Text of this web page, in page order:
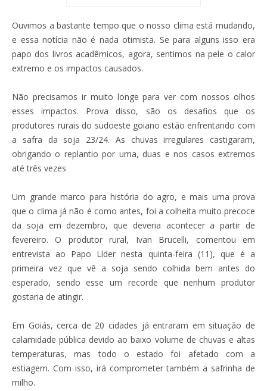
Ouvimos a bastante tempo que o nosso clima está mudando,
e essa notícia não é nada otimista. Se para alguns isso era
papo dos livros acadêmicos, agora, sentimos na pele o calor
extremo e os impactos causados.
Não precisamos ir muito longe para ver com nossos olhos
esses impactos. Prova disso, são os desafios que os
produtores rurais do sudoeste goiano estão enfrentando com
a safra da soja 23/24. As chuvas irregulares castigaram,
obrigando o replantio por uma, duas e nos casos extremos
até três vezes
Um grande marco para história do agro, e mais uma prova
que o clima já não é como antes, foi a colheita muito precoce
da soja em dezembro, que deveria acontecer a partir de
fevereiro. O produtor rural, Ivan Brucelli, comentou em
entrevista ao Papo Líder nesta quinta-feira (11), que é a
primeira vez que vê a soja sendo colhida bem antes do
esperado, sendo esse um recorde que nenhum produtor
gostaria de atingir.
Em Goiás, cerca de 20 cidades já entraram em situação de
calamidade pública devido ao baixo volume de chuvas e altas
temperaturas, mas todo o estado foi afetado com a
estiagem. Com isso, irá comprometer também a safrinha de
milho.